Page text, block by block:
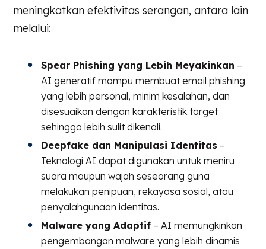
meningkatkan efektivitas serangan, antara lain
melalui:
Spear Phishing yang Lebih Meyakinkan –
AI generatif mampu membuat email phishing
yang lebih personal, minim kesalahan, dan
disesuaikan dengan karakteristik target
sehingga lebih sulit dikenali.
Deepfake dan Manipulasi Identitas –
Teknologi AI dapat digunakan untuk meniru
suara maupun wajah seseorang guna
melakukan penipuan, rekayasa sosial, atau
penyalahgunaan identitas.
Malware yang Adaptif – AI memungkinkan
pengembangan malware yang lebih dinamis